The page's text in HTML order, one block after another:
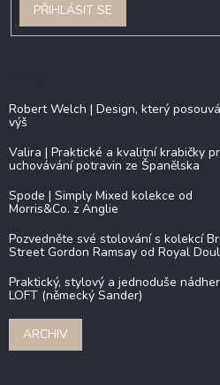
PŘIHLÁSIT SE
Robert Welch | Design, který
výš
Valira | Praktické a kvalitní krabičky
uchovávání potravin ze Španělska
Spode | Simply Mixed kolekce od
Morris&Co. z Anglie
Pozvedněte své stolování s kolekcí
Street Gordon Ramsay od Royal
Praktický, stylový a jednoduše
LOFT (německý Sander)
ARCHIV